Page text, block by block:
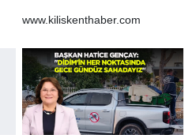
www.kiliskenthaber.com